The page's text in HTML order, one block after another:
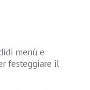
menù e
festeggiare il